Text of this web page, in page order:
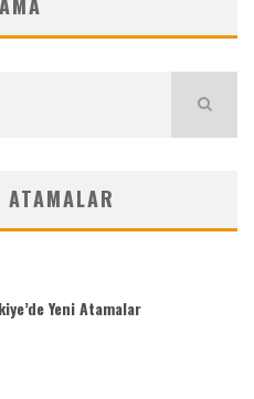
ATAMALAR
Yeni Atamalar